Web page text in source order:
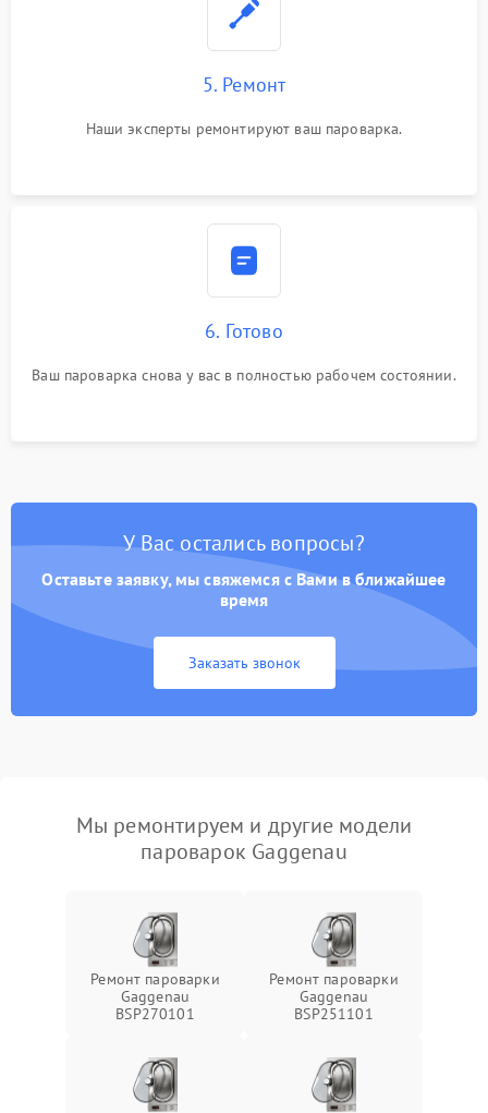
5. Ремонт
Наши эксперты ремонтируют ваш пароварка.
6. Готово
Ваш пароварка снова у вас в полностью рабочем состоянии.
У Вас остались вопросы?
Оставьте заявку, мы свяжемся с Вами в ближайшее
время
Заказать звонок
Мы ремонтируем и другие модели
пароварок Gaggenau
Ремонт пароварки
Gaggenau
BSP270101
Ремонт пароварки
Gaggenau
BSP251101